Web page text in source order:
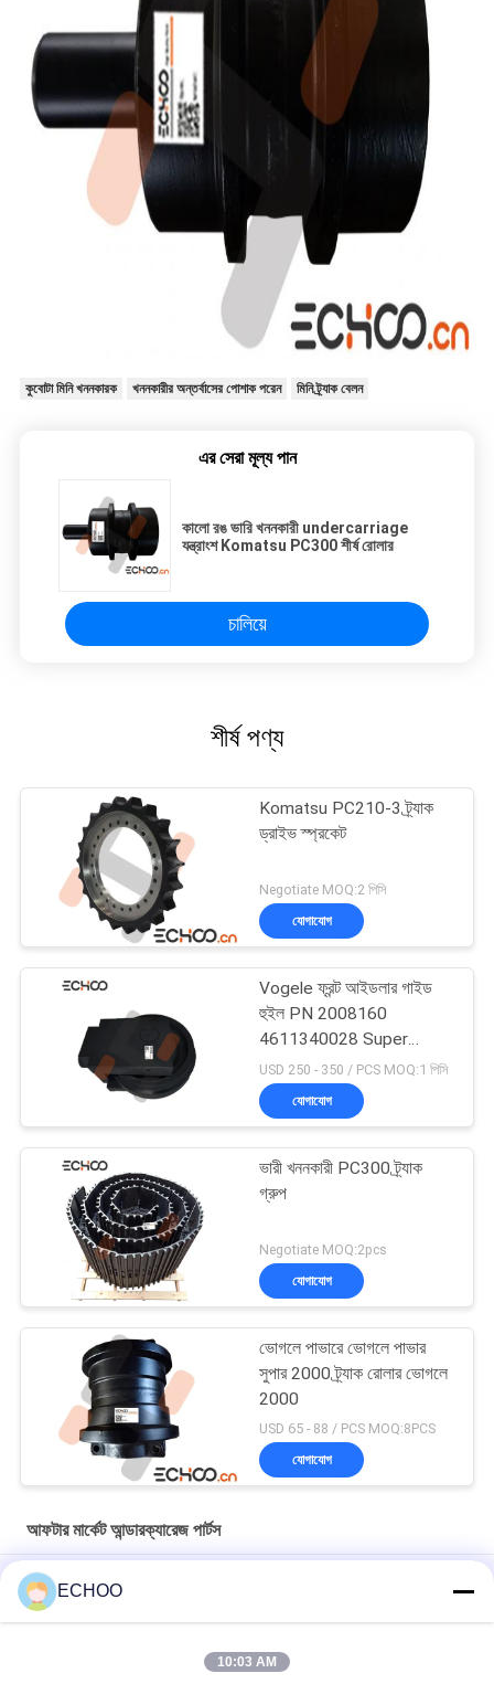
কুবোটা মিনি খননকারক খননকারীর অন্তর্বাসের পোশাক পরেন মিনি ট্র্যাক বেলন
এর সেরা মূল্য পান
কালো রঙ ভারি খননকারী undercarriage
যন্ত্রাংশ Komatsu PC300 শীর্ষ রোলার
চালিয়ে
শীর্ষ পণ্য
Komatsu PC210-3 ট্র্যাক
ড্রাইভ স্প্রকেট
Negotiate MOQ:2 পিসি
যোগাযোগ
Vogele ফ্রন্ট আইডলার গাইড
হুইল PN 2008160
4611340028 Super
S1800-1
USD 250 - 350 / PCS MOQ:1 পিসি
যোগাযোগ
ভারী খননকারী PC300 ট্র্যাক
গ্রুপ
Negotiate MOQ:2pcs
যোগাযোগ
ভোগলে পাভারে ভোগলে পাভার
সুপার 2000 ট্র্যাক রোলার ভোগলে
2000
USD 65 - 88 / PCS MOQ:8PCS
যোগাযোগ
আফটার মার্কেট আন্ডারক্যারেজ পার্টস
কালো রঙ ভারি খননকারী undercarriage যন্ত্রাংশ Komatsu PC300 শীর্ষ রোলার
UX031H0E মিনি খননকারী আন্ডারওয়্যার অংশ / ব্ল্যাক এক্সক্লুটার ট্র্যাক আইডলার
UX054V2E BF800 অ্যাসফাল্ট পেভারের জন্য আইডলার হুইল 5870079
ECHOO
10:03 AM